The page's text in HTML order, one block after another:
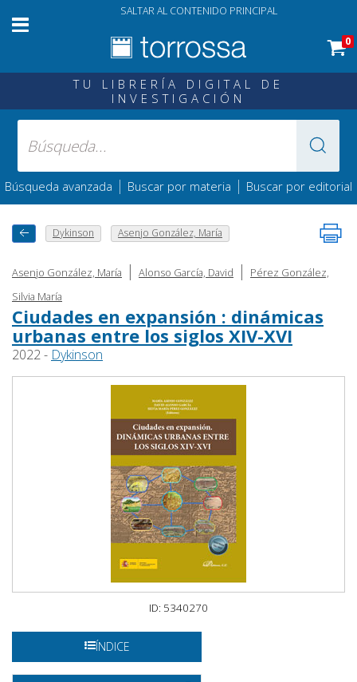
SALTAR AL CONTENIDO PRINCIPAL
0
TU LIBRERÍA DIGITAL DE
INVESTIGACIÓN
Búsqueda avanzada | Buscar por materia | Buscar por editorial
Dykinson Asenjo González, María
Asenjo González, María | Alonso García, David |
Pérez González,
Silvia María
Ciudades en expansión : dinámicas
urbanas entre los siglos XIV-XVI
2022 - Dykinson
ID: 5340270
ÍNDICE